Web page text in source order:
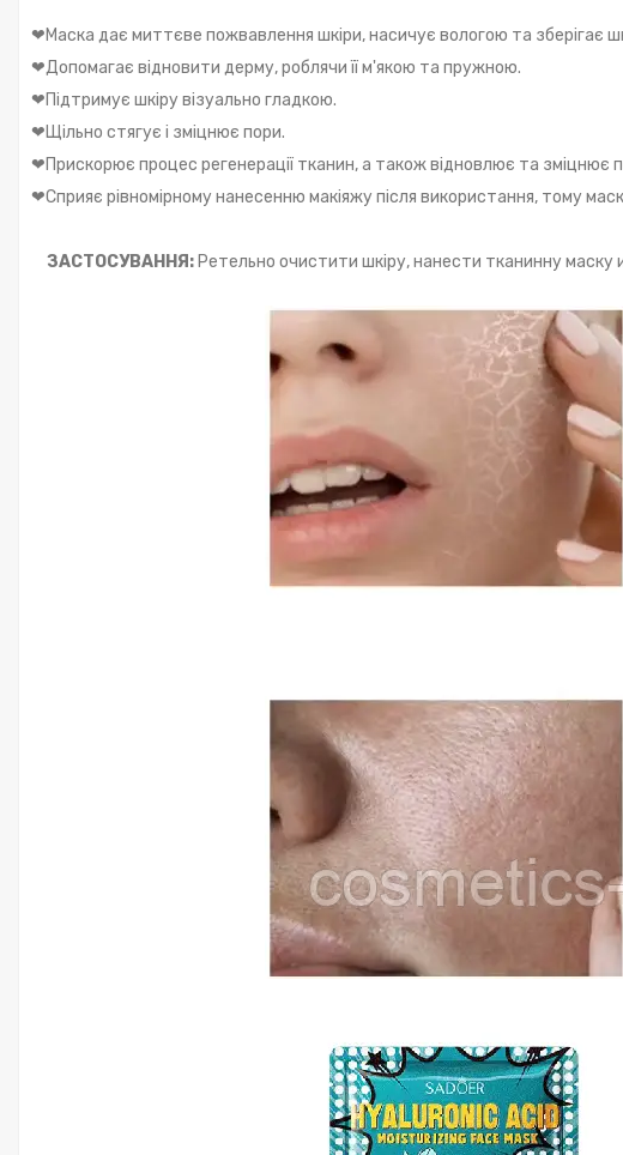
❤Маска дає миттєве пожвавлення шкіри, насичує вологою та зберігає
❤Допомагає відновити дерму, роблячи її м'якою та пружною.
❤Підтримує шкіру візуально гладкою.
❤Щільно стягує і зміцнює пори.
❤Прискорює процес регенерації тканин, а також відновлює та зміцнює
❤Сприяє рівномірному нанесенню макіяжу після використання, тому
ЗАСТОСУВАННЯ: Ретельно очистити шкіру, нанести тканинну маску